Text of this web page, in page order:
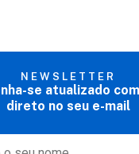
NEWSLETTER
se atualizado
direto no seu e-mail